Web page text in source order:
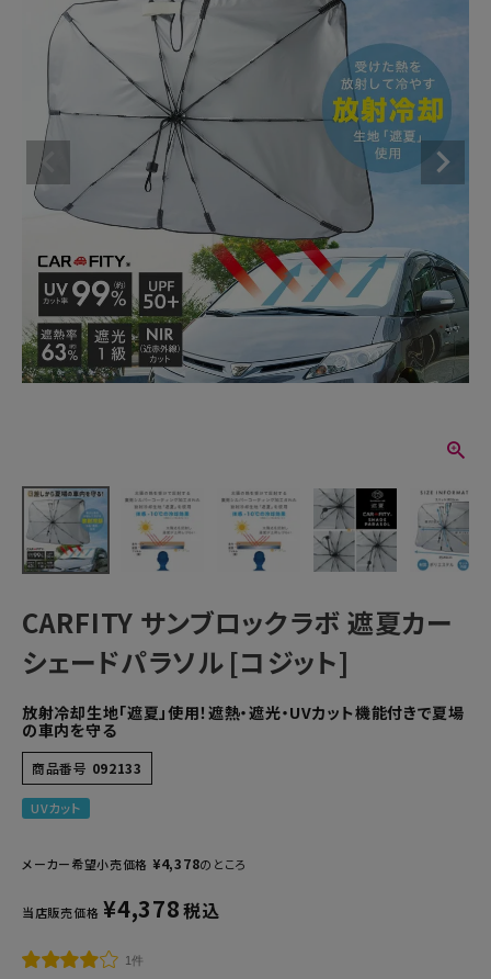
CARFITY サンブロックラボ 遮夏カー
シェードパラソル [コジット]
放射冷却生地「遮夏」使用！遮熱・遮光・UVカット機能付きで夏場
の車内を守る
商品番号 092133
UVカット
メーカー希望小売価格 ¥4,378のところ
当店販売価格 ¥4,378税込
1件